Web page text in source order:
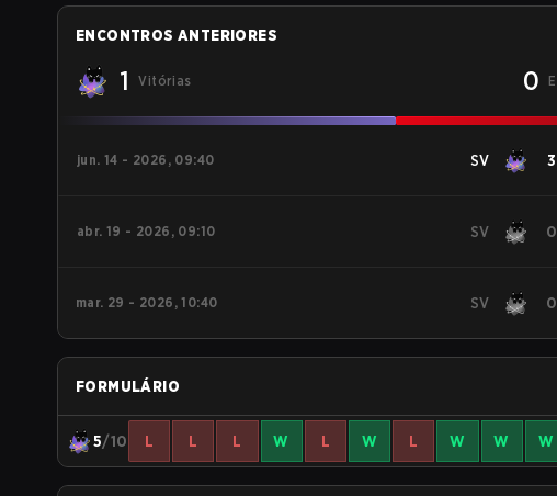
ENCONTROS ANTERIORES
1 Vitórias 0
jun. 14 - 2026, 09:40 SV 3
abr. 19 - 2026, 09:10 SV 0
mar. 29 - 2026, 10:40 SV 0
FORMULÁRIO
5/10 L L L W L W L W W W